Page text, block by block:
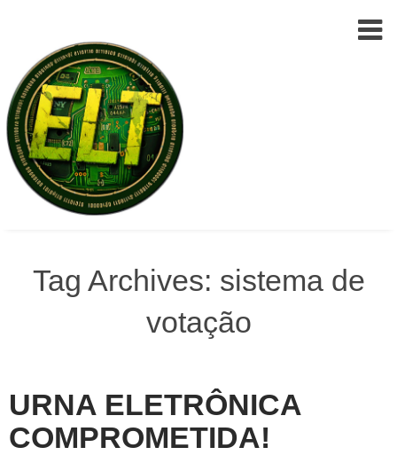
Team
Tag Archives: sistema de
votação
URNA ELETRÔNICA
COMPROMETIDA!